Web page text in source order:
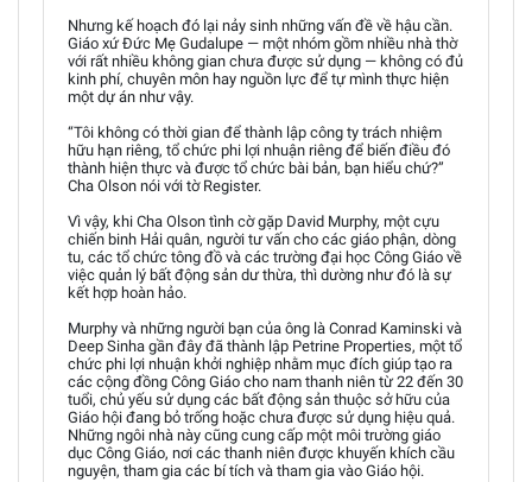
Nhưng kế hoạch đó lại nảy sinh những vấn đề về hậu cần.
Giáo xứ Đức Mẹ Gudalupe — một nhóm gồm nhiều nhà thờ
với rất nhiều không gian chưa được sử dụng — không có đủ
kinh phí, chuyên môn hay nguồn lực để tự mình thực hiện
một dự án như vậy.
“Tôi không có thời gian để thành lập công ty trách nhiệm
hữu hạn riêng, tổ chức phi lợi nhuận riêng để biến điều đó
thành hiện thực và được tổ chức bài bản, bạn hiểu chứ?”
Cha Olson nói với tờ Register.
Vì vậy, khi Cha Olson tình cờ gặp David Murphy, một cựu
chiến binh Hải quân, người tư vấn cho các giáo phận, dòng
tu, các tổ chức tông đồ và các trường đại học Công Giáo về
việc quản lý bất động sản dư thừa, thì dường như đó là sự
kết hợp hoàn hảo.
Murphy và những người bạn của ông là Conrad Kaminski và
Deep Sinha gần đây đã thành lập Petrine Properties, một tổ
chức phi lợi nhuận khởi nghiệp nhằm mục đích giúp tạo ra
các cộng đồng Công Giáo cho nam thanh niên từ 22 đến 30
tuổi, chủ yếu sử dụng các bất động sản thuộc sở hữu của
Giáo hội đang bỏ trống hoặc chưa được sử dụng hiệu quả.
Những ngôi nhà này cũng cung cấp một môi trường giáo
dục Công Giáo, nơi các thanh niên được khuyến khích cầu
nguyện, tham gia các bí tích và tham gia vào Giáo hội.